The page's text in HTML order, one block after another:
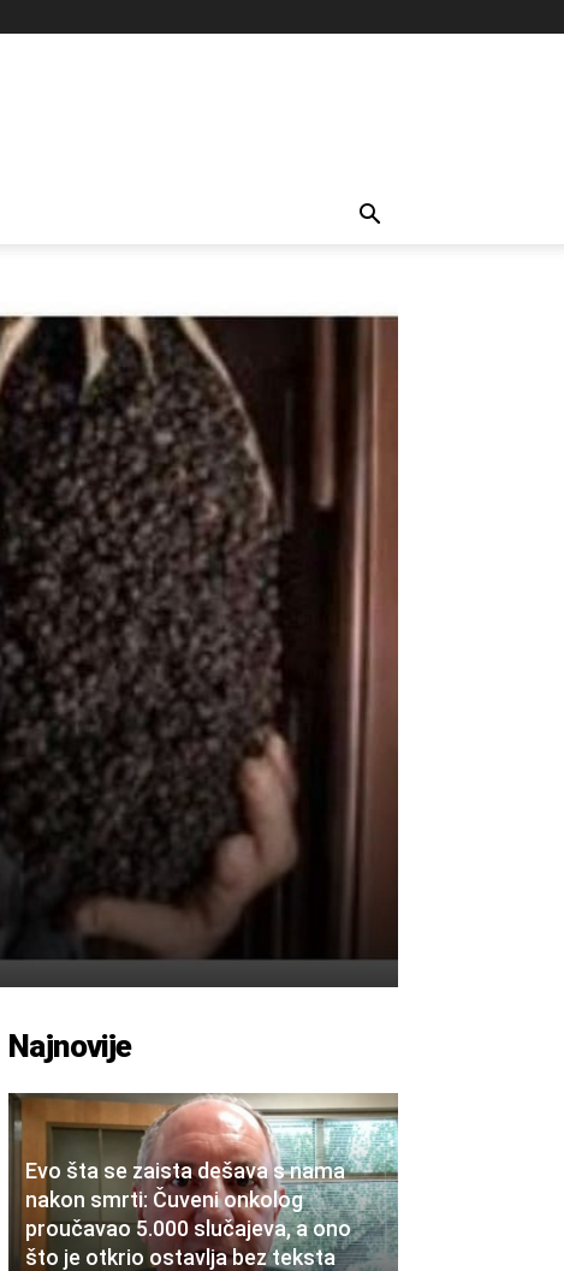
Najnovije
Evo šta se zaista dešava s nama
nakon smrti: Čuveni onkolog
proučavao 5.000 slučajeva, a ono
što je otkrio ostavlja bez teksta